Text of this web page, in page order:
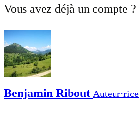
Vous avez déjà un compte ?
Benjamin Ribout Auteur⋅rice